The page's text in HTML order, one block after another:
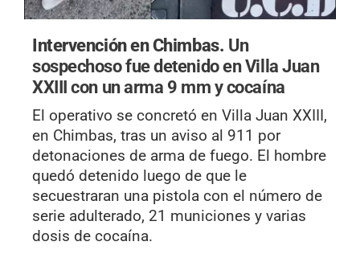
Intervención en Chimbas. Un
sospechoso fue detenido en Villa Juan
XXIII con un arma 9 mm y cocaína
El operativo se concretó en Villa Juan XXIII,
en Chimbas, tras un aviso al 911 por
detonaciones de arma de fuego. El hombre
quedó detenido luego de que le
secuestraran una pistola con el número de
serie adulterado, 21 municiones y varias
dosis de cocaína.